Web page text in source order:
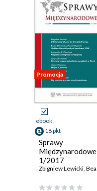
Promocja
ebook
18 pkt
Sprawy
Międzynarodowe
1/2017
Zbigniew Lewicki, Beata Słomińska